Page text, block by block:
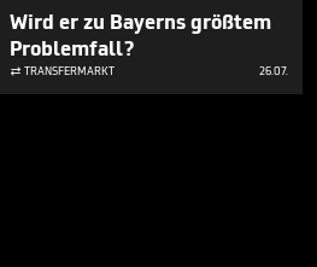
Wird er zu Bayerns größtem
Problemfall?
 TRANSFERMARKT 26.07.